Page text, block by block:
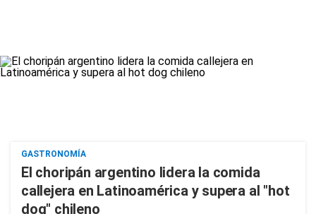
GASTRONOMÍA
El choripán argentino lidera la comida
callejera en Latinoamérica y supera al "hot
dog" chileno